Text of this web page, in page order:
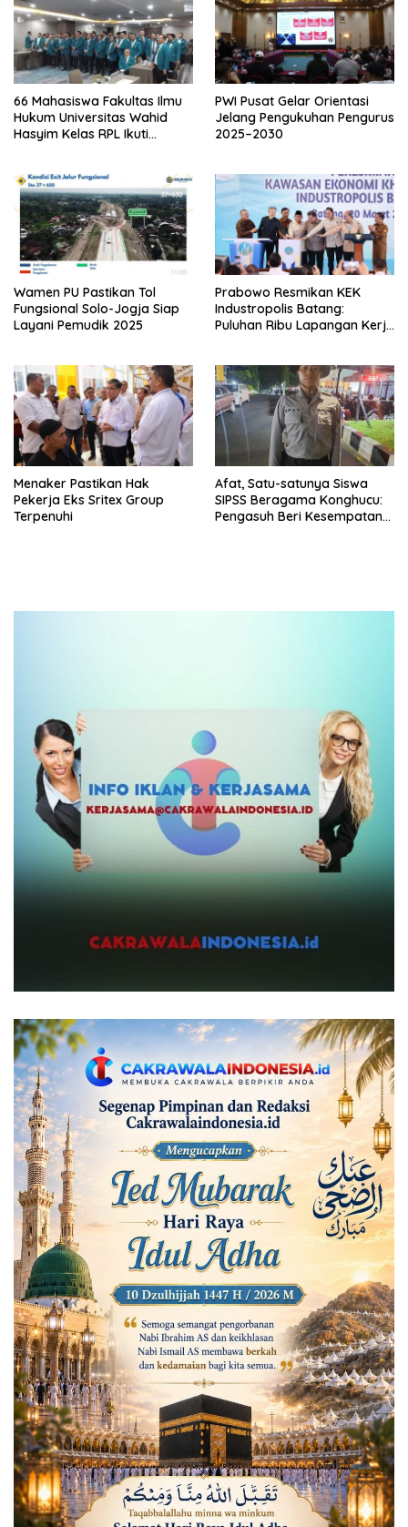
66 Mahasiswa Fakultas Ilmu
Hukum Universitas Wahid
Hasyim Kelas RPL Ikuti
PWI Pusat Gelar Orientasi
Jelang Pengukuhan Pengurus
2025–2030
Wamen PU Pastikan Tol
Fungsional Solo-Jogja Siap
Layani Pemudik 2025
Prabowo Resmikan KEK
Industropolis Batang:
Puluhan Ribu Lapangan Kerja
Menaker Pastikan Hak
Pekerja Eks Sritex Group
Terpenuhi
Afat, Satu-satunya Siswa
SIPSS Beragama Konghucu:
Pengasuh Beri Kesempatan